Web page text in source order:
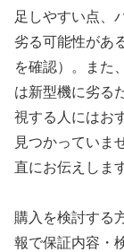
足しやすい点、
劣る可能性があ
を確認）。また
は新型機に劣る
視する人にはお
見つかっていま
直にお伝えしま
購入を検討する
報で保証内容・